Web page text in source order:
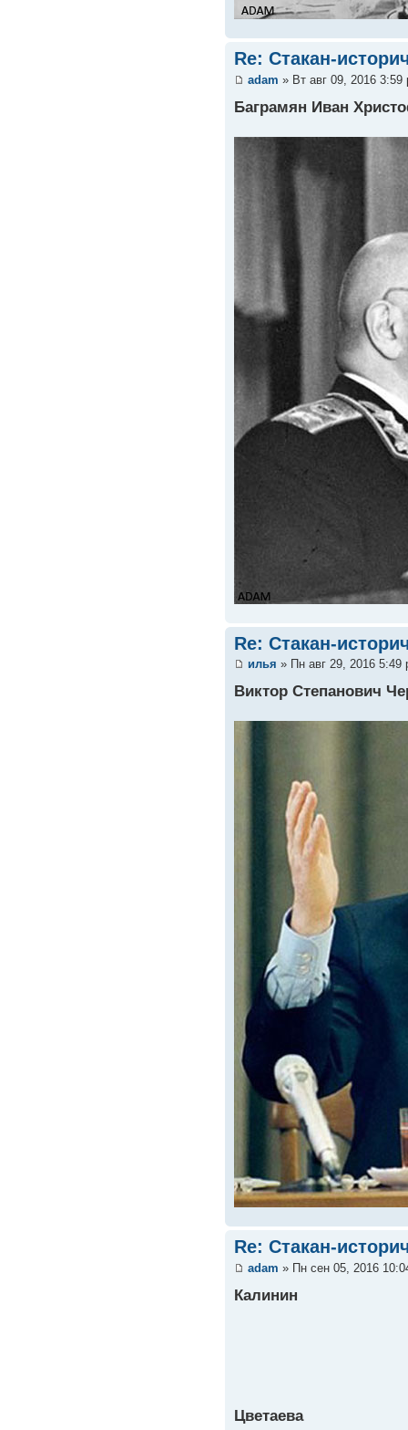
Re: Стакан-
adam » Вт авг 09, 2016 3:59
Баграмян Иван
Re: Стакан-
илья » Пн авг 29, 2016 5:49
Виктор Степанович
Re: Стакан-
adam » Пн сен 05, 2016
Калинин
Цветаева